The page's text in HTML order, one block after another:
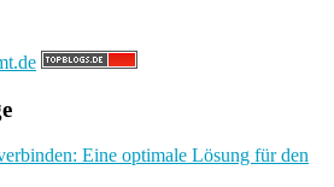
Eine optimale Lösung für den